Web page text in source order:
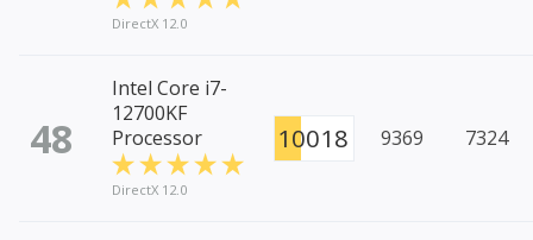
DirectX 12.0
48
Intel Core i7-
12700KF
Processor
DirectX 12.0
10018 9369 7324